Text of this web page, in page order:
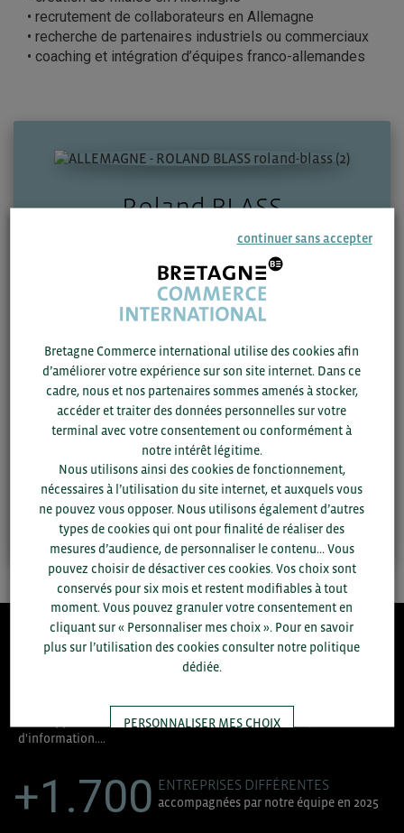
• recrutement de collaborateurs en Allemagne
• recherche de partenaires industriels ou commerciaux
• coaching et intégration d’équipes franco-allemandes
Roland BLASS
Spécialisations :
Agri | Agro | TIC | Biens de conso | Industrie |
Environnement | Défense
BLASS CONSULTING
Zone géographique :
Allemagne
Contactez-moi
8.300
ACCOMPAGNEMENTS RÉALISÉS EN 2025
développement commercial, conseils réglementaires, réunions
d'information....
+1.700 ENTREPRISES DIFFÉRENTES
accompagnées par notre équipe en 2025
continuer sans accepter
Bretagne Commerce international utilise des cookies afin
d’améliorer votre expérience sur son site internet. Dans ce
cadre, nous et nos partenaires sommes amenés à stocker,
accéder et traiter des données personnelles sur votre
terminal avec votre consentement ou conformément à
notre intérêt légitime.
Nous utilisons ainsi des cookies de fonctionnement,
nécessaires à l’utilisation du site internet, et auxquels vous
ne pouvez vous opposer. Nous utilisons également d’autres
types de cookies qui ont pour finalité de réaliser des
mesures d’audience, de personnaliser le contenu... Vous
pouvez choisir de désactiver ces cookies. Vos choix sont
conservés pour six mois et restent modifiables à tout
moment. Vous pouvez granuler votre consentement en
cliquant sur « Personnaliser mes choix ». Pour en savoir
plus sur l’utilisation des cookies consulter notre politique
dédiée.
PERSONNALISER MES CHOIX
TOUT ACCEPTER